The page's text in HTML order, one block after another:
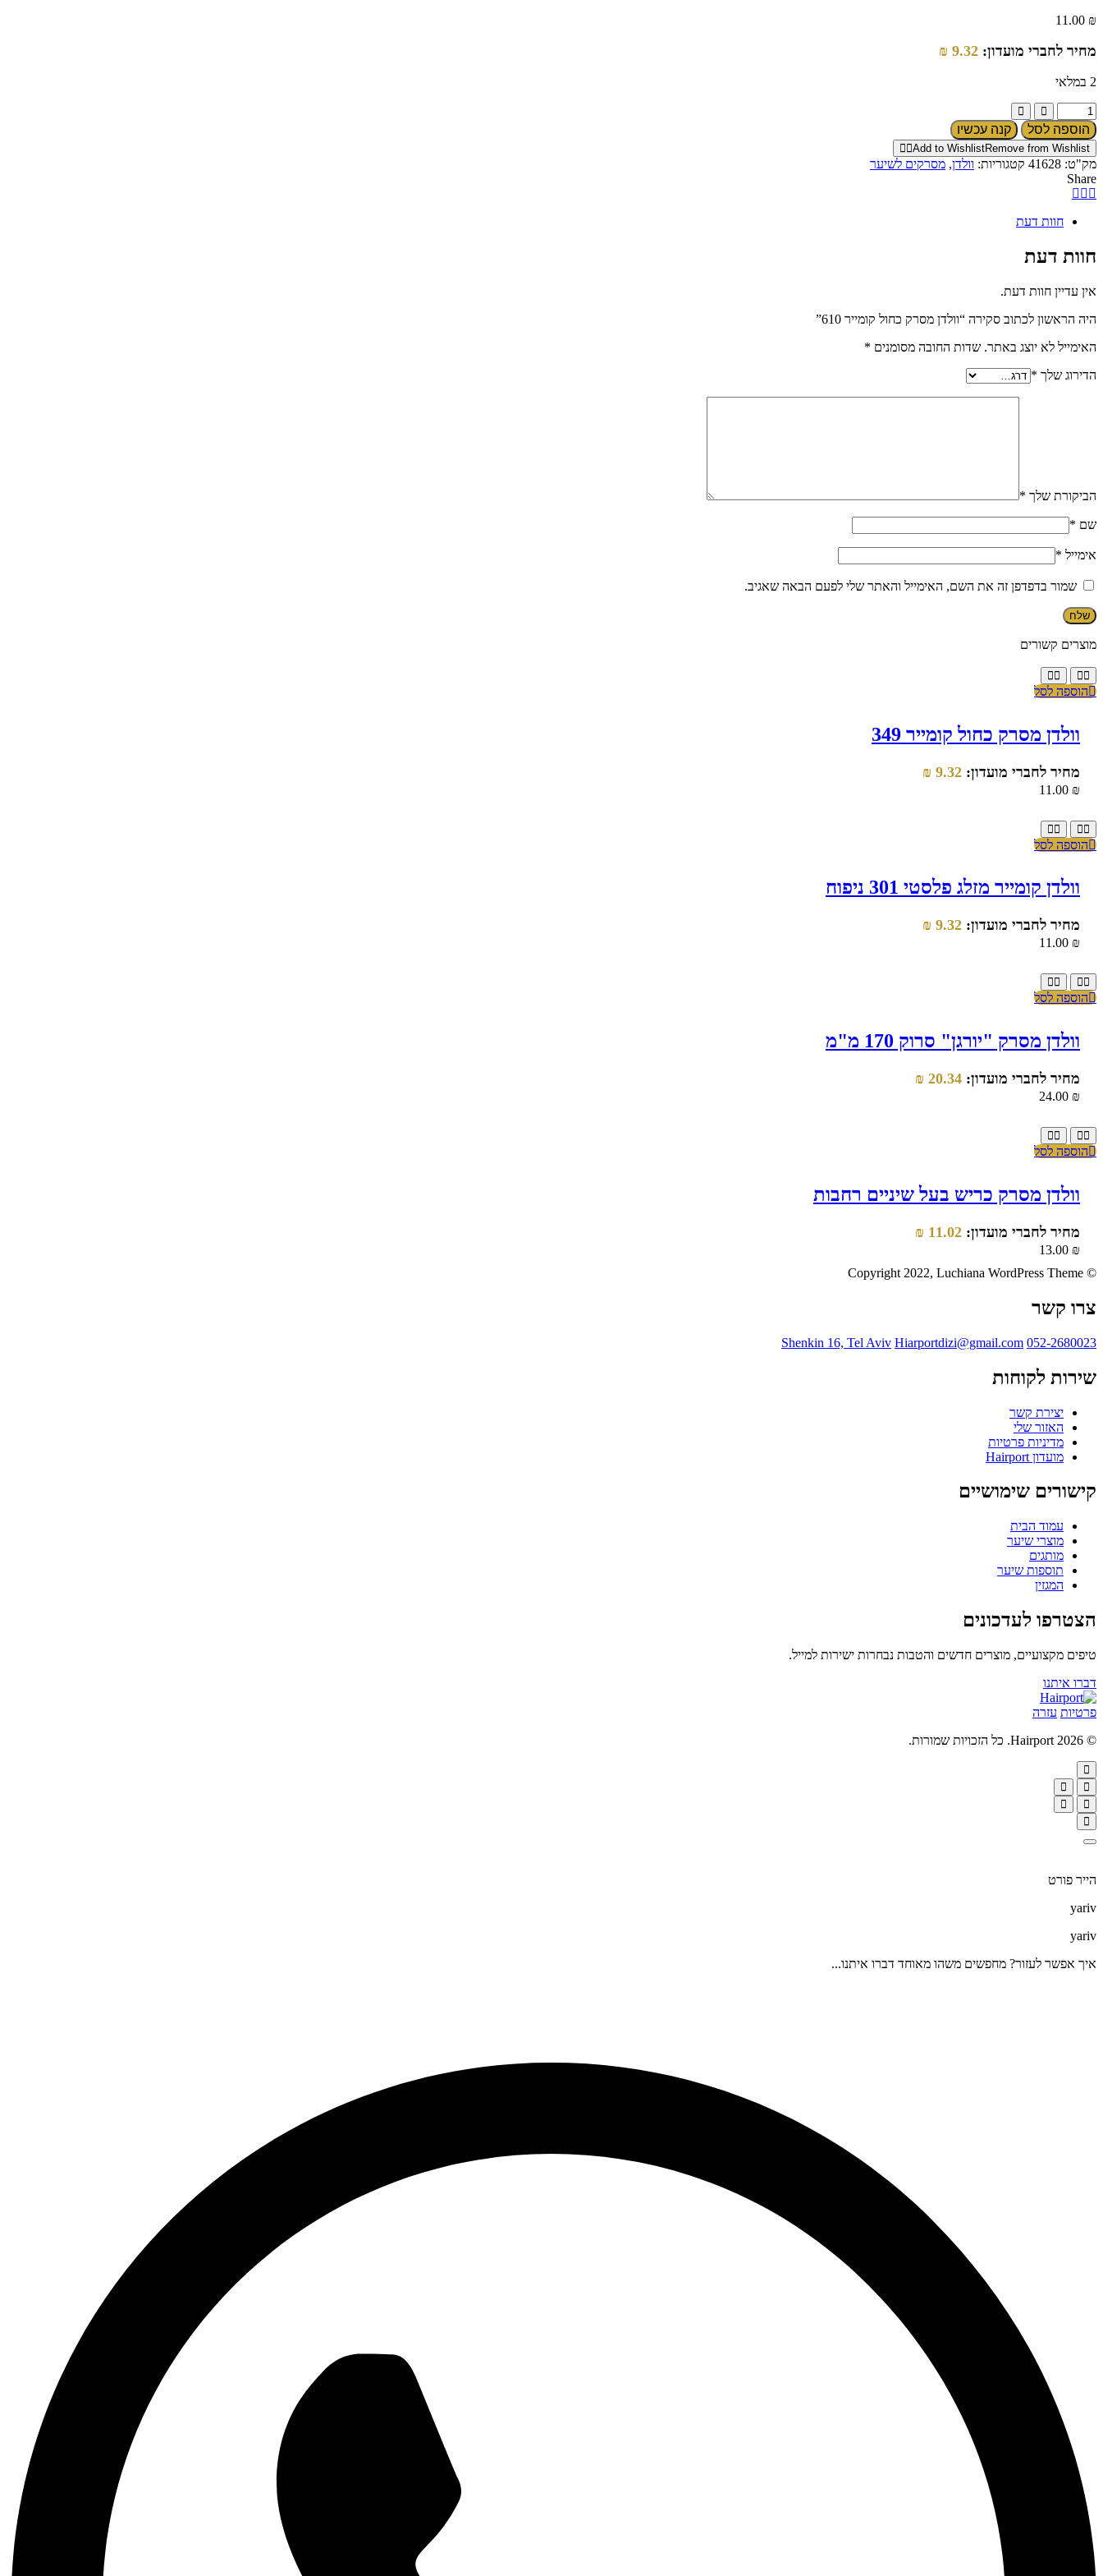
11.00 ₪
מחיר לחברי מועדון: 9.32
₪
2 במלאי
כמות
של
וולדן
מסרק
כחול
קומייר
610
הוספה לסל קנה עכשיו
Add to WishlistRemove from Wishlist
מק"ט: 41628 קטגוריות: וולדן, מסרקים לשיער
Share
חוות דעת
חוות דעת
אין עדיין חוות דעת.
היה הראשון לכתוב סקירה “וולדן מסרק כחול קומייר 610”
האימייל לא יוצג באתר. שדות החובה מסומנים *
הדירוג שלך *
הביקורת שלך *
שם *
אימייל *
שמור בדפדפן זה את השם, האימייל והאתר שלי לפעם הבאה שאגיב.
מוצרים קשורים
הוספה לסל
וולדן מסרק כחול קומייר 349
מחיר לחברי מועדון: 9.32
₪
11.00 ₪
הוספה לסל
וולדן קומייר מזלג פלסטי 301 ניפוח
מחיר לחברי מועדון: 9.32
₪
11.00 ₪
הוספה לסל
וולדן מסרק "יורגן" סרוק 170 מ"מ
מחיר לחברי מועדון: 20.34
₪
24.00 ₪
הוספה לסל
וולדן מסרק כריש בעל שיניים רחבות
מחיר לחברי מועדון: 11.02
₪
13.00 ₪
© Copyright 2022, Luchiana WordPress Theme
צרו קשר
Shenkin 16, Tel Aviv Hiarportdizi@gmail.com 052-2680023
שירות לקוחות
יצירת קשר
האזור שלי
מדיניות פרטיות
מועדון Hairport
קישורים שימושיים
עמוד הבית
מוצרי שיער
מותגים
תוספות שיער
המגזין
הצטרפו לעדכונים
טיפים מקצועיים, מוצרים חדשים והטבות נבחרות ישירות למייל.
דברו איתנו
פרטיות עזרה
© 2026 Hairport. כל הזכויות שמורות.
הייר פורט
yariv
yariv
איך אפשר לעזור? מחפשים משהו מאוחד דברו איתנו...